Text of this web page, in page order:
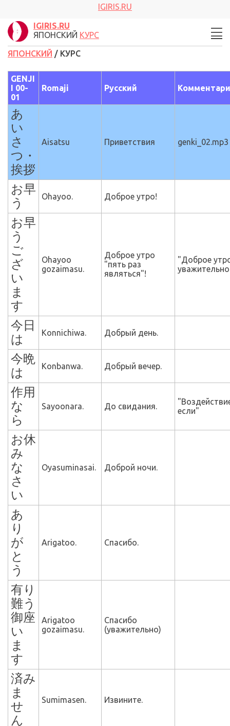
IGIRIS.RU
IGIRIS.RU
ЯПОНСКИЙ КУРС
ЯПОНСКИЙ / КУРС
GENJI
I 00-
01
Romaji Русский
あ
い
さ
つ・
挨拶
Aisatsu Приветствия genki_02.mp3
お早
う
Ohayoo. Доброе утро!
お早
う
ご
ざ
い
ま
す
Ohayoo
gozaimasu.
Доброе утро
"пять раз
являться"!
"Доброе
今日
は
Konnichiwa. Добрый день.
今晩
は
Konbanwa. Добрый вечер.
作用
な
ら
Sayoonara. До свидания.
если"
お休
み
な
さ
い
Oyasuminasai. Доброй ночи.
あ
り
が
と
う
Arigatoo. Спасибо.
有り
難う
御座
い
ま
す
Arigatoo
gozaimasu.
Спасибо
(уважительно)
済み
ま
せ
ん
Sumimasen. Извините.